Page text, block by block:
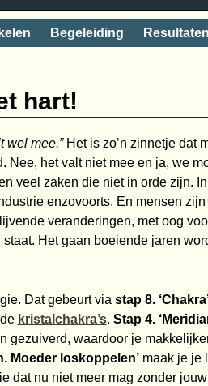
Begeleiding Resultaten
hart!
wel mee.”Het is zo’n zinnetje dat
Nee, het valt niet mee en ja, we
veel zaken die niet in orde zijn.
enzovoorts. En mensen zijn
veranderingen, met oog
Het gaan boeiende jaren
Dat gebeurt via stap 8.
kristalchakra’s. Stap 4.
gezuiverd, waardoor je
Moeder loskoppelen’maak je je
dat nu niet meer mag zonder